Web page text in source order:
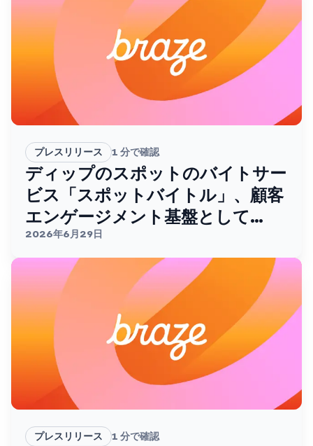
プレスリリース 1 分で確認
ディップのスポットのバイトサー
ビス「スポットバイトル」、顧客
エンゲージメント基盤として
Brazeを採用。
2026年6月29日
プレスリリース 1 分で確認